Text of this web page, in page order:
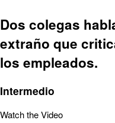
Dos colegas
extraño que
los empleados.
Intermedio
Watch the Video